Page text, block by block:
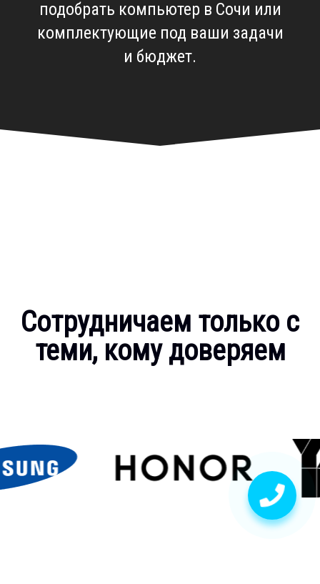
подобрать компьютер в Сочи или
комплектующие под ваши задачи
и бюджет.
Сотрудничаем только с
теми, кому доверяем